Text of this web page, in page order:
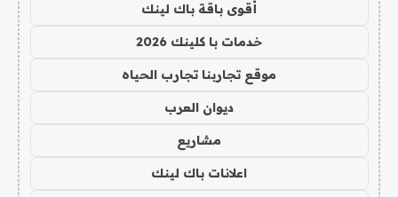
أقوى باقة باك لينك
خدمات با كلينك 2026
موقع تجاربنا تجارب الحياه
ديوان العرب
مشاريع
اعلانات باك لينك